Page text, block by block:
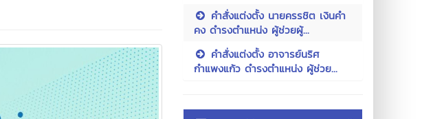
คำสั่งแต่งตั้ง นายครรชิต เงินคำ
คง ดำรงตำแหน่ง ผู้ช่วยผู้...
คำสั่งแต่งตั้ง อาจารย์นริศ
กำแพงแก้ว ดำรงตำแหน่ง ผู้ช่วย...